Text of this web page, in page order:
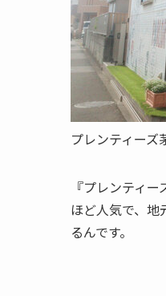
プレンティーズ
『プレンティー
ほど人気で、地
るんです。